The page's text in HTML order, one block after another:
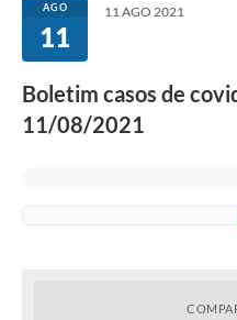
AGO
11
11 AGO 2021
Boletim casos de
11/08/2021